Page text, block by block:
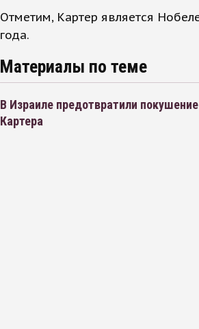
Отметим, Картер является
года.
Материалы по теме
В Израиле предотвратили
Картера